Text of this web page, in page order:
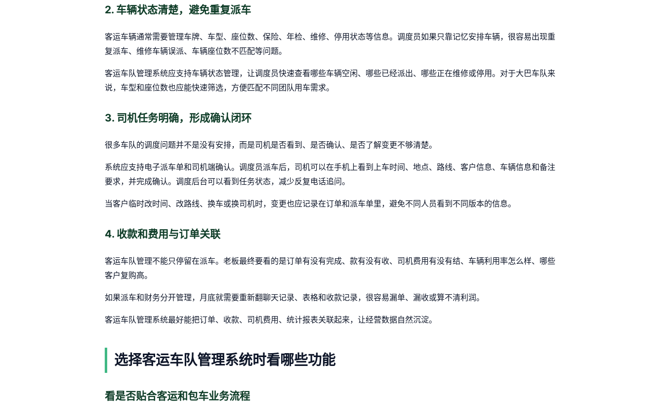
2. 车辆状态清楚，避免重复派车
客运车辆通常需要管理车牌、车型、座位数、保险、年检、维修、停用状态等信息。调度员如果只靠记忆安排车辆，很容易出现重
复派车、维修车辆误派、车辆座位数不匹配等问题。
客运车队管理系统应支持车辆状态管理，让调度员快速查看哪些车辆空闲、哪些已经派出、哪些正在维修或停用。对于大巴车队来
说，车型和座位数也应能快速筛选，方便匹配不同团队用车需求。
3. 司机任务明确，形成确认闭环
很多车队的调度问题并不是没有安排，而是司机是否看到、是否确认、是否了解变更不够清楚。
系统应支持电子派车单和司机端确认。调度员派车后，司机可以在手机上看到上车时间、地点、路线、客户信息、车辆信息和备注
要求，并完成确认。调度后台可以看到任务状态，减少反复电话追问。
当客户临时改时间、改路线、换车或换司机时，变更也应记录在订单和派车单里，避免不同人员看到不同版本的信息。
4. 收款和费用与订单关联
客运车队管理不能只停留在派车。老板最终要看的是订单有没有完成、款有没有收、司机费用有没有结、车辆利用率怎么样、哪些
客户复购高。
如果派车和财务分开管理，月底就需要重新翻聊天记录、表格和收款记录，很容易漏单、漏收或算不清利润。
客运车队管理系统最好能把订单、收款、司机费用、统计报表关联起来，让经营数据自然沉淀。
选择客运车队管理系统时看哪些功能
看是否贴合客运和包车业务流程